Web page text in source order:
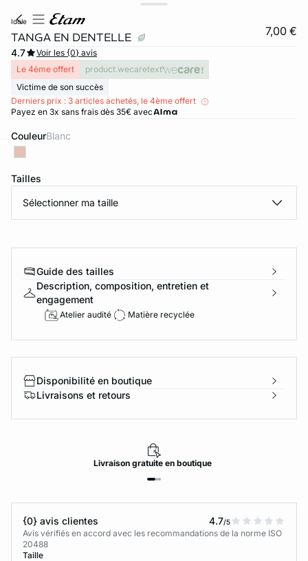
idole
TANGA EN DENTELLE 7,00 €
4.7
Voir les {0} avis
Le 4ème offert
product.wecaretext
Victime de son succès
Derniers prix : 3 articles achetés, le 4ème offert
Payez en 3x sans frais dès 35€ avec
Couleur blanc
Tailles
Sélectionner ma taille
Guide des tailles
Description, composition, entretien et
engagement
Atelier audité Matière recyclée
Disponibilité en boutique
Livraisons et retours
Livraisongratuiteen boutique
{0} avis clientes 4.7/5
Avis vérifiés en accord avec les recommandations de la norme ISO
20488
Taille